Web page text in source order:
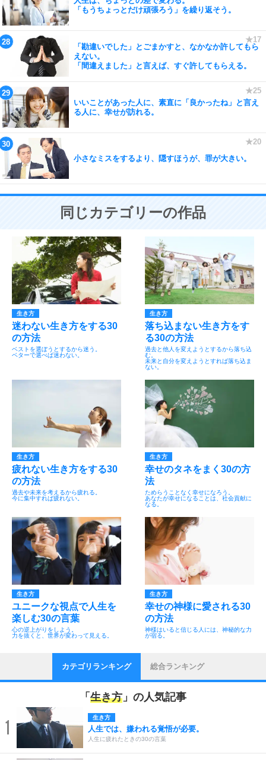
「もうちょっとだけ頑張ろう」を繰り返そう。
「勘違いでした」とごまかすと、なかなか許してもら
えない。
「間違えました」と言えば、すぐ許してもらえる。
いいことがあった人に、素直に「良かったね」と言え
る人に、幸せが訪れる。
小さなミスをするより、隠すほうが、罪が大きい。
同じカテゴリーの作品
生き方
迷わない生き方をする30
の方法
ベストを選ぼうとするから迷う。
ベターで選べば迷わない。
生き方
落ち込まない生き方をす
る30の方法
過去と他人を変えようとするから落ち込
む。
未来と自分を変えようとすれば落ち込ま
ない。
生き方
疲れない生き方をする30
の方法
過去や未来を考えるから疲れる。
今に集中すれば疲れない。
生き方
幸せのタネをまく30の方
法
ためらうことなく幸せになろう。
あなたが幸せになることは、社会貢献に
なる。
生き方
ユニークな視点で人生を
楽しむ30の言葉
心の逆上がりをしよう。
力を抜くと、世界が変わって見える。
生き方
幸せの神様に愛される30
の方法
神様はいると信じる人には、神秘的な力
が宿る。
カテゴリランキング 総合ランキング
「 生き方 」の人気記事
1 生き方
人生では、嫌われる覚悟が必要。
人生に疲れたときの30の言葉